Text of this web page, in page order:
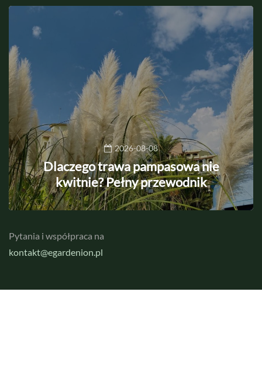
2026-08-08
Dlaczego trawa pampasowa nie
kwitnie? Pełny przewodnik
Pytania i współpraca na
kontakt@egardenion.pl